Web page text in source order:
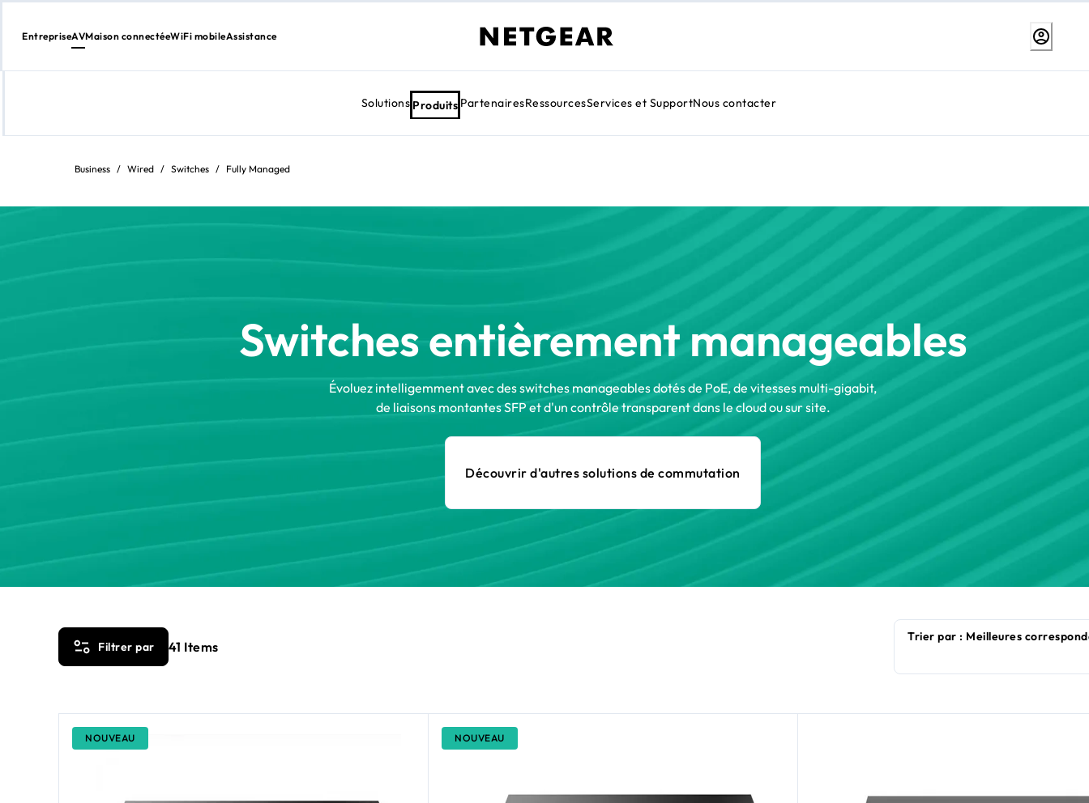
Aller
EntrepriseAV
Solutions Produits PartenairesRessourcesServices et SupportNous contacter
Maison connectéeWiFi mobileAssistance
Business / Wired / Switches / Fully Managed
Switches entièrement manageables
Évoluez intelligemment avec des switches manageables dotés de PoE, de vitesses multi-gigabit,
de liaisons montantes SFP et d'un contrôle transparent dans le cloud ou sur site.
Découvrir d'autres solutions de commutation
Filtrer par 41 Items
NOUVEAU NOUVEAU